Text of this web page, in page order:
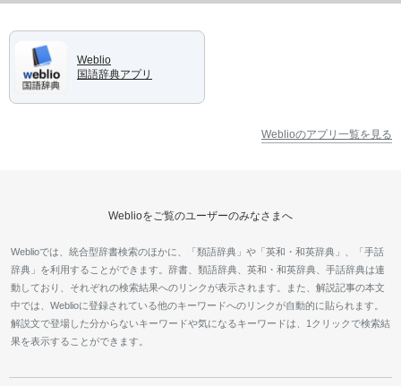
Weblio
国語辞典アプリ
Weblioのアプリ一覧を見る
Weblioをご覧のユーザーのみなさまへ
Weblioでは、統合型辞書検索のほかに、「類語辞典」や「英和・和英辞典」、「手話
辞典」を利用することができます。辞書、類語辞典、英和・和英辞典、手話辞典は連
動しており、それぞれの検索結果へのリンクが表示されます。また、解説記事の本文
中では、Weblioに登録されている他のキーワードへのリンクが自動的に貼られます。
解説文で登場した分からないキーワードや気になるキーワードは、1クリックで検索結
果を表示することができます。